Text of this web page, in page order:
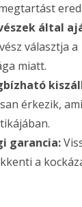
által
választja a
miatt.
érkezik,
garancia:
a